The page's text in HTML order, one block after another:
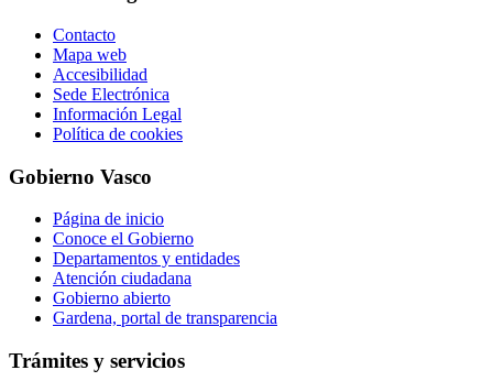
Contacto
Mapa web
Accesibilidad
Sede Electrónica
Información Legal
Política de cookies
Gobierno Vasco
Página de inicio
Conoce el Gobierno
Departamentos y entidades
Atención ciudadana
Gobierno abierto
Gardena, portal de transparencia
Trámites y servicios